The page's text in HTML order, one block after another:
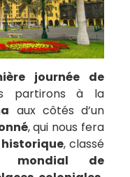
journée de
partirons à la
aux côtés d’un
, qui nous fera
, classé
mondial de